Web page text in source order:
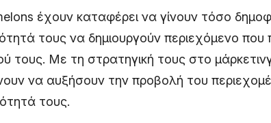
έχουν καταφέρει να γίνουν τόσο
τους να δημιουργούν περιεχόμενο που
τους. Με τη στρατηγική τους στο
να αυξήσουν την προβολή του
τους.